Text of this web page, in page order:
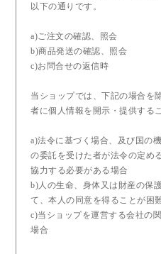
以下の通りです。
a)ご注文の確認、照会
b)商品発送の確認、照会
c)お問合せの返信時
当ショップでは、下記の場合を
者に個人情報を開示・提供する
a)法令に基づく場合、及び国の
の委託を受けた者が法令の定め
協力する必要がある場合
b)人の生命、身体又は財産の保
て、本人の同意を得ることが困
c)当ショップを運営する会社の
場合